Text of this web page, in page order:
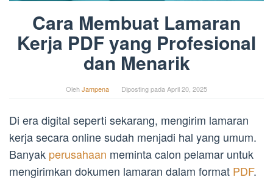
Cara Membuat Lamaran
Kerja PDF yang Profesional
dan Menarik
OlehJampena Diposting pada April 20, 2025
Di era digital seperti sekarang, mengirim lamaran
kerja secara online sudah menjadi hal yang umum.
Banyak perusahaan meminta calon pelamar untuk
mengirimkan dokumen lamaran dalam format PDF.